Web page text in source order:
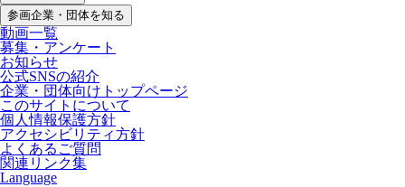
参画企業・団体を知る
動画一覧
募集・アンケート
お知らせ
公式SNSの紹介
企業・団体向けトップページ
このサイトについて
個人情報保護方針
アクセシビリティ方針
よくあるご質問
関連リンク集
Language